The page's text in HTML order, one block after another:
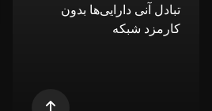
تبادل آنی دارایی‌ها بدون
کارمزد شبکه